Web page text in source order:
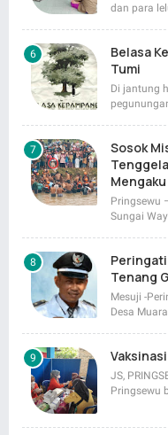
dan para
Belasa
Tumi
Di jantung
Sosok
Pringsewu
Sungai
Peringati
Tenang
Mesuji -
Desa
JS,
Pringsewu